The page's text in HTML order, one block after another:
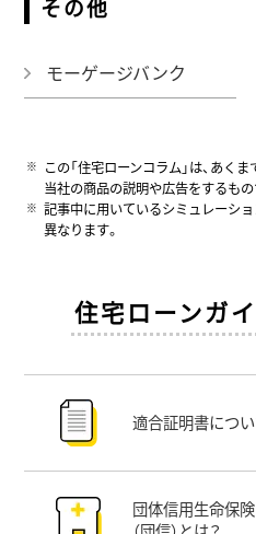
その他
モーゲージバンク
この「住宅ローンコラム」は、あく
当社の商品の説明や広告をするもの
記事中に用いているシミュレーシ
異なります。
住宅ローンガ
適合証明書につ
団体信用生命保険